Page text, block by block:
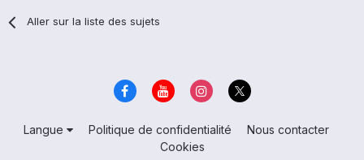
Aller sur la liste des sujets
Langue Politique de confidentialité
Nous contacter
Cookies